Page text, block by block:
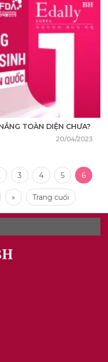
TOÀN DIỆN CHƯA?
20/04/2023
3 4 5 6
» Trang cuối